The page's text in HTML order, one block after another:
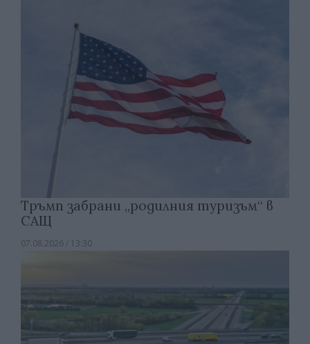
Тръмп забрани „родилния туризъм“ в
САЩ
07.08.2026 / 13:30